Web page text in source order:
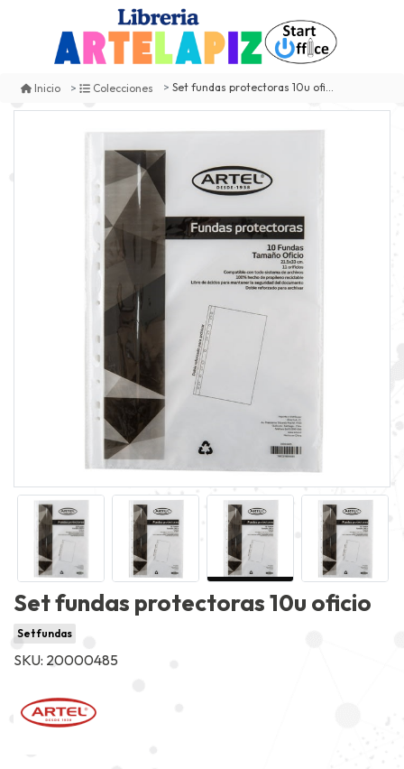
Inicio Colecciones Set fundas protectoras 10u oficio
Set fundas protectoras 10u oficio
Set fundas
SKU: 20000485